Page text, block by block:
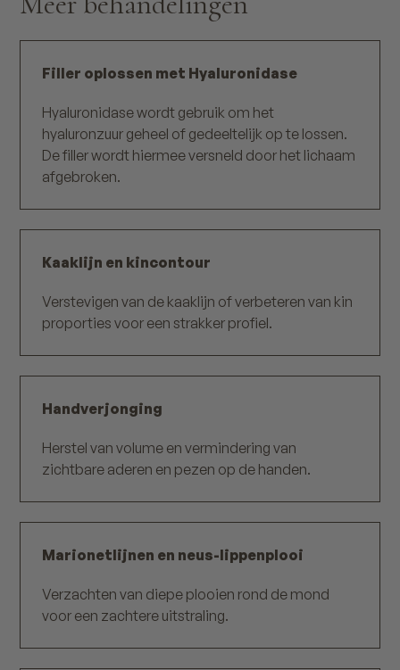
Filler oplossen met Hyaluronidase
Hyaluronidase wordt gebruik om het
hyaluronzuur geheel of gedeeltelijk op te lossen.
De filler wordt hiermee versneld door het lichaam
afgebroken.
Kaaklijn en kincontour
Verstevigen van de kaaklijn of verbeteren van kin
proporties voor een strakker profiel.
Handverjonging
Herstel van volume en vermindering van
zichtbare aderen en pezen op de handen.
Marionetlijnen en neus-lippenplooi
Verzachten van diepe plooien rond de mond
voor een zachtere uitstraling.